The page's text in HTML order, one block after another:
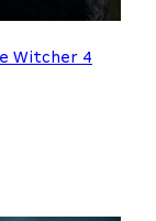
Witcher 4